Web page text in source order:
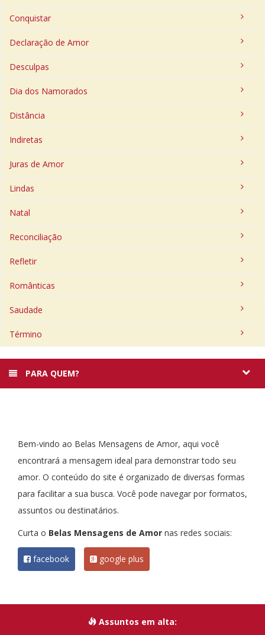
Conquistar
Declaração de Amor
Desculpas
Dia dos Namorados
Distância
Indiretas
Juras de Amor
Lindas
Natal
Reconciliação
Refletir
Românticas
Saudade
Término
PARA QUEM?
Bem-vindo ao Belas Mensagens de Amor, aqui você
encontrará a mensagem ideal para demonstrar todo seu
amor. O conteúdo do site é organizado de diversas formas
para facilitar a sua busca. Você pode navegar por formatos,
assuntos ou destinatários.
Curta o Belas Mensagens de Amor nas redes sociais:
facebook google plus
Assuntos em alta: